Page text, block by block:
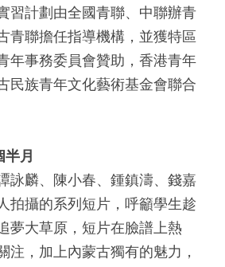
習計劃由全國青聯、中聯辦青
青聯擔任指導機構，並獲特區
年事務委員會贊助，香港青年
民族青年文化藝術基金會聯合
月
詠麟、陳小春、鍾鎮濤、錢嘉
拍攝的系列短片，呼籲學生趁
夢大草原，短片在臉譜上熱
注，加上內蒙古獨有的魅力，